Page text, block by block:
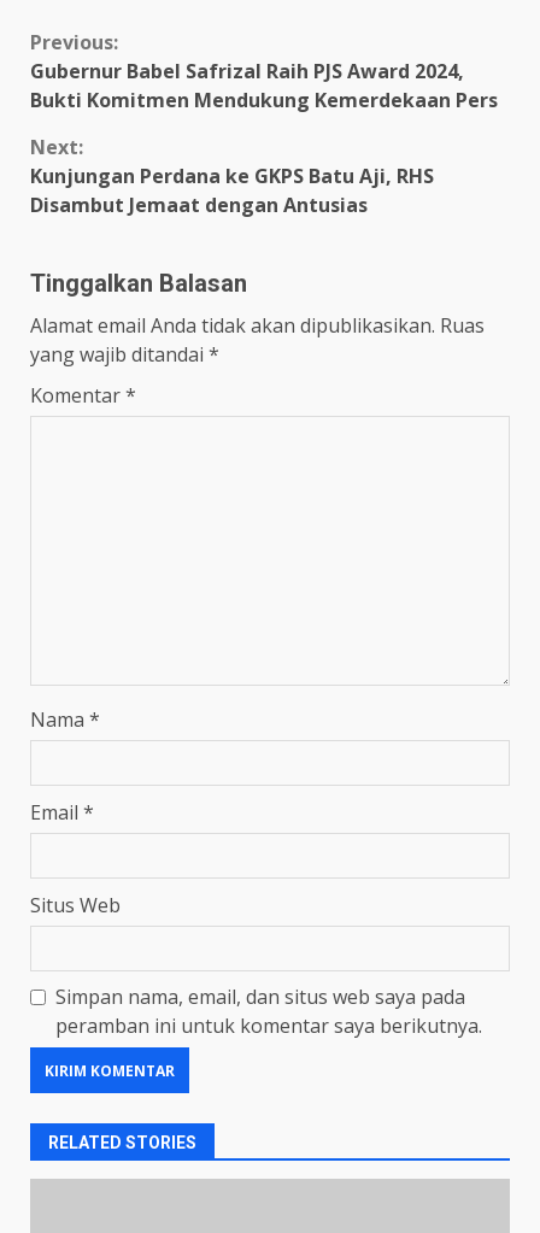
Continue
Reading
Previous:
Gubernur Babel Safrizal Raih PJS Award 2024,
Bukti Komitmen Mendukung Kemerdekaan Pers
Next:
Kunjungan Perdana ke GKPS Batu Aji, RHS
Disambut Jemaat dengan Antusias
Tinggalkan Balasan
Alamat email Anda tidak akan dipublikasikan. Ruas
yang wajib ditandai *
Komentar*
Nama *
Email *
Situs Web
Simpan nama, email, dan situs web saya pada
peramban ini untuk komentar saya berikutnya.
RELATED STORIES